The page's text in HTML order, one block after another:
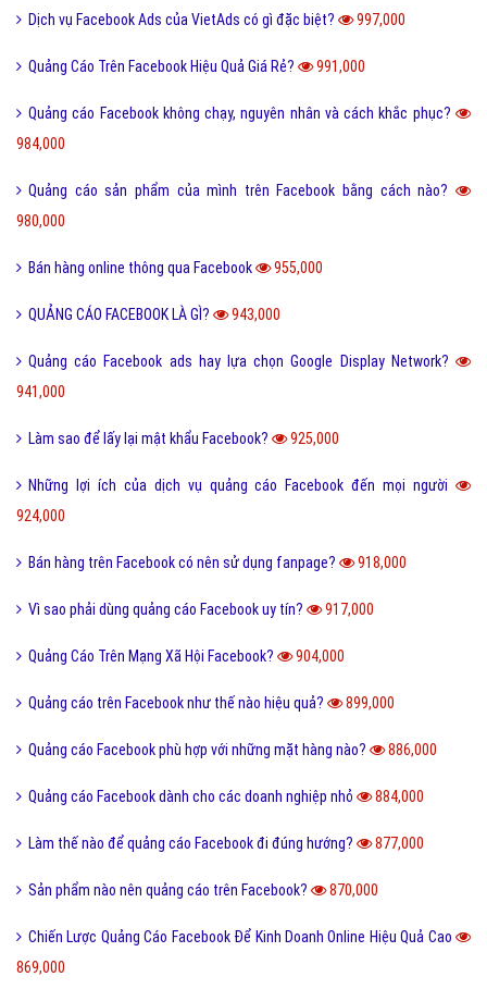
Dịch vụ Facebook Ads của VietAds có gì đặc biệt? 997,000
Quảng Cáo Trên Facebook Hiệu Quả Giá Rẻ? 991,000
Quảng cáo Facebook không chạy, nguyên nhân và cách khắc phục?
984,000
Quảng cáo sản phẩm của mình trên Facebook bằng cách nào?
980,000
Bán hàng online thông qua Facebook 955,000
QUẢNG CÁO FACEBOOK LÀ GÌ? 943,000
Quảng cáo Facebook ads hay lựa chọn Google Display Network?
941,000
Làm sao để lấy lại mật khẩu Facebook? 925,000
Những lợi ích của dịch vụ quảng cáo Facebook đến mọi người
924,000
Bán hàng trên Facebook có nên sử dụng fanpage? 918,000
Vì sao phải dùng quảng cáo Facebook uy tín? 917,000
Quảng Cáo Trên Mạng Xã Hội Facebook? 904,000
Quảng cáo trên Facebook như thế nào hiệu quả? 899,000
Quảng cáo Facebook phù hợp với những mặt hàng nào? 886,000
Quảng cáo Facebook dành cho các doanh nghiệp nhỏ 884,000
Làm thế nào để quảng cáo Facebook đi đúng hướng? 877,000
Sản phẩm nào nên quảng cáo trên Facebook? 870,000
Chiến Lược Quảng Cáo Facebook Để Kinh Doanh Online Hiệu Quả Cao
869,000